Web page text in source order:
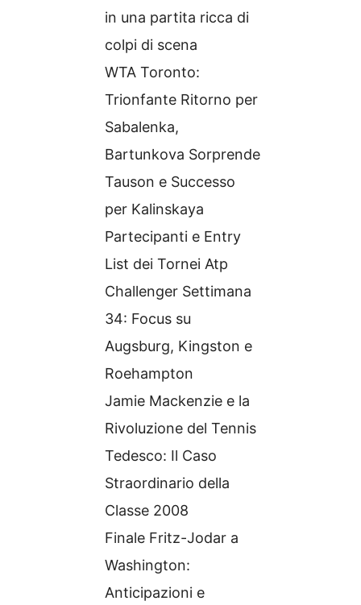
in una partita ricca di
colpi di scena
WTA Toronto:
Trionfante Ritorno per
Sabalenka,
Bartunkova Sorprende
Tauson e Successo
per Kalinskaya
Partecipanti e Entry
List dei Tornei Atp
Challenger Settimana
34: Focus su
Augsburg, Kingston e
Roehampton
Jamie Mackenzie e la
Rivoluzione del Tennis
Tedesco: Il Caso
Straordinario della
Classe 2008
Finale Fritz-Jodar a
Washington:
Anticipazioni e